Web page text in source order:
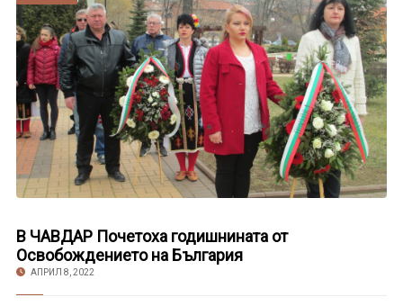
В ЧАВДАР Почетоха годишнината от
Освобождението на България
АПРИЛ 8, 2022